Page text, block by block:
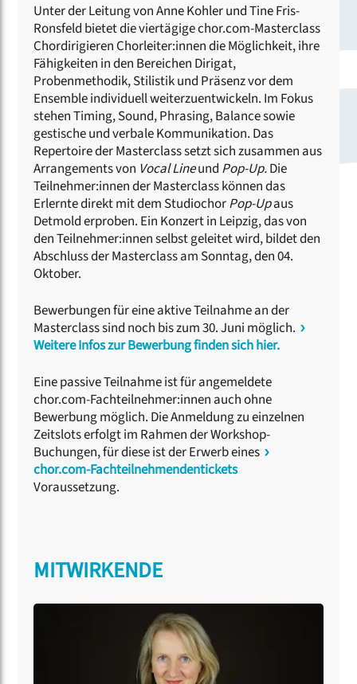
Unter der Leitung von Anne Kohler und Tine Fris-
Ronsfeld bietet die viertägige chor.com-Masterclass
Chordirigieren Chorleiter:innen die Möglichkeit, ihre
Fähigkeiten in den Bereichen Dirigat,
Probenmethodik, Stilistik und Präsenz vor dem
Ensemble individuell weiterzuentwickeln. Im Fokus
stehen Timing, Sound, Phrasing, Balance sowie
gestische und verbale Kommunikation. Das
Repertoire der Masterclass setzt sich zusammen aus
Arrangements von Vocal Lineund Pop-Up.Die
Teilnehmer:innen der Masterclass können das
Erlernte direkt mit dem StudiochorPop-Upaus
Detmold erproben. Ein Konzert in Leipzig, das von
den Teilnehmer:innen selbst geleitet wird, bildet den
Abschluss der Masterclass am Sonntag, den 04.
Oktober.
Bewerbungen für eine aktive Teilnahme an der
Masterclass sind noch bis zum 30. Juni möglich.
Weitere Infos zur Bewerbung finden sich hier.
Eine passive Teilnahme ist für angemeldete
chor.com-Fachteilnehmer:innen auch ohne
Bewerbung möglich. Die Anmeldung zu einzelnen
Zeitslots erfolgt im Rahmen der Workshop-
Buchungen, für diese ist der Erwerb eines
chor.com-Fachteilnehmendentickets
Voraussetzung.
MITWIRKENDE